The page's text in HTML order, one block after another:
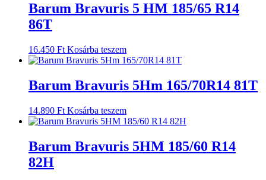
Barum Bravuris 5 HM 185/65 R14
86T
16.450 Ft Kosárba teszem
Barum Bravuris 5Hm 165/70R14 81T
14.890 Ft Kosárba teszem
Barum Bravuris 5HM 185/60 R14
82H